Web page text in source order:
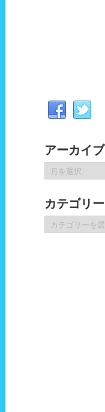
アーカイブ
ー
イ
ブ
カテゴリー
テ